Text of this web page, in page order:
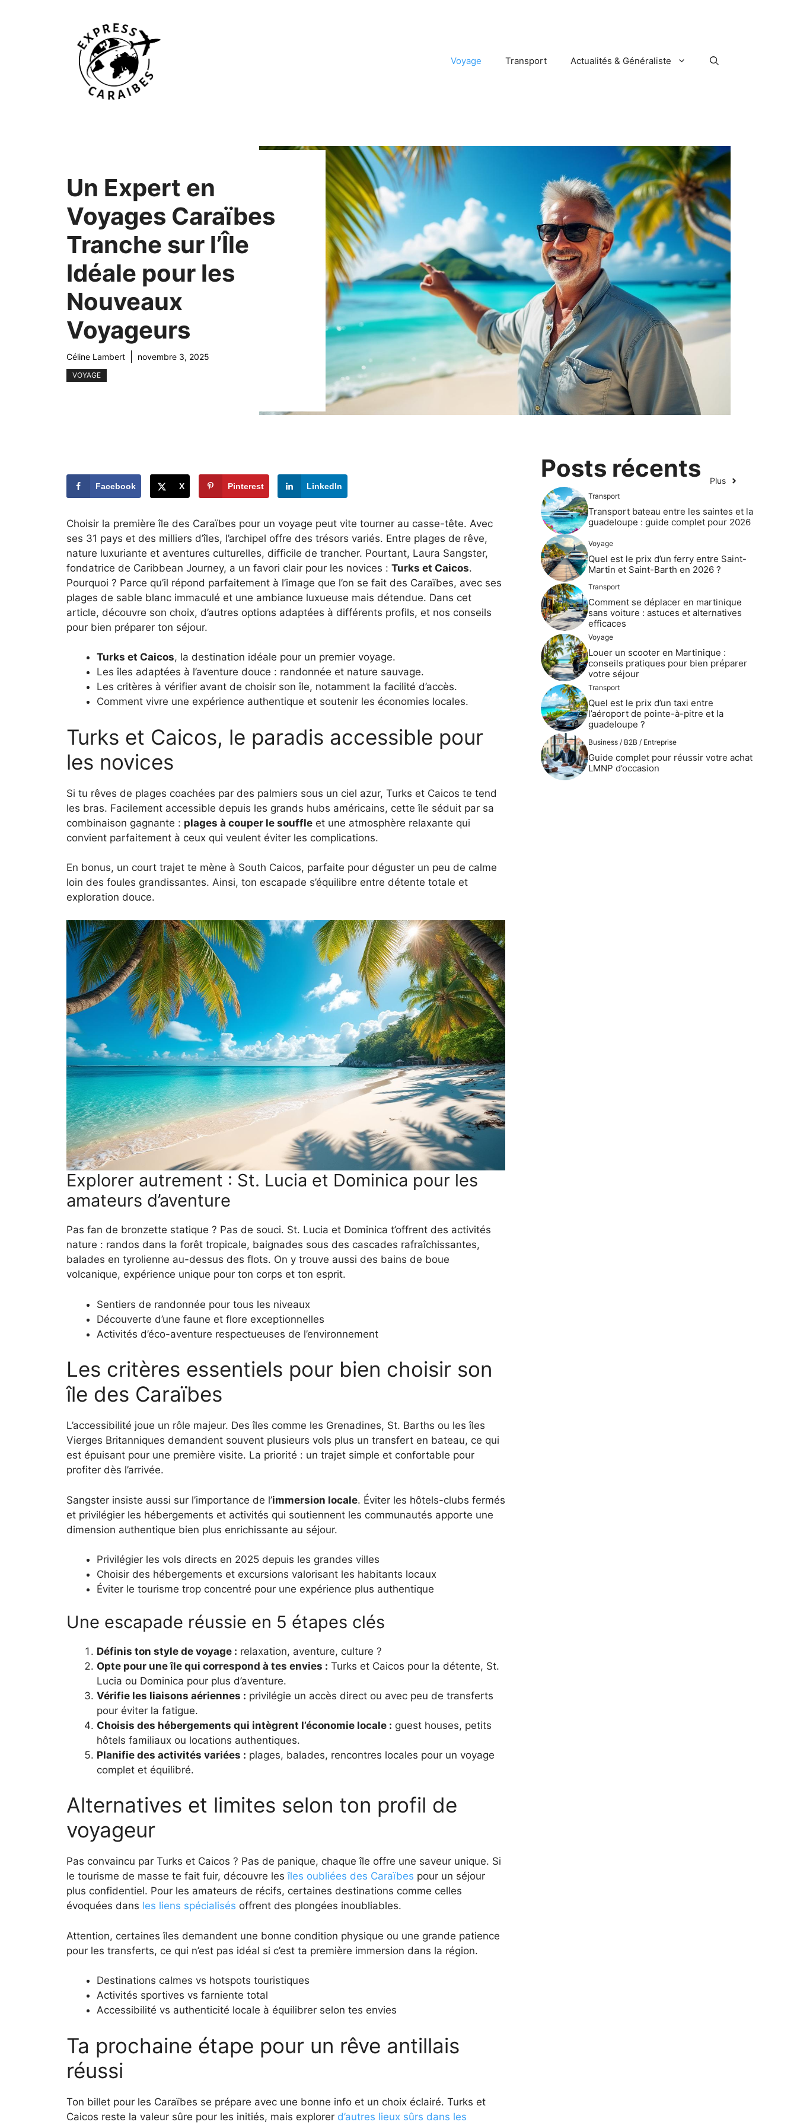
Voyage Transport Actualités & Généraliste
Un Expert en
Voyages Caraïbes
Tranche sur l’Île
Idéale pour les
Nouveaux
Voyageurs
Céline Lambert novembre 3, 2025
VOYAGE
Facebook X Pinterest LinkedIn
Choisir la première île des Caraïbes pour un voyage peut vite tourner au casse-tête. Avec
ses 31 pays et des milliers d’îles, l’archipel offre des trésors variés. Entre plages de rêve,
nature luxuriante et aventures culturelles, difficile de trancher. Pourtant, Laura Sangster,
fondatrice de Caribbean Journey, a un favori clair pour les novices : Turks et Caicos.
Pourquoi ? Parce qu’il répond parfaitement à l’image que l’on se fait des Caraïbes, avec ses
plages de sable blanc immaculé et une ambiance luxueuse mais détendue. Dans cet
article, découvre son choix, d’autres options adaptées à différents profils, et nos conseils
pour bien préparer ton séjour.
Turks et Caicos, la destination idéale pour un premier voyage.
Les îles adaptées à l’aventure douce : randonnée et nature sauvage.
Les critères à vérifier avant de choisir son île, notamment la facilité d’accès.
Comment vivre une expérience authentique et soutenir les économies locales.
Turks et Caicos, le paradis accessible pour
les novices
Si tu rêves de plages coachées par des palmiers sous un ciel azur, Turks et Caicos te tend
les bras. Facilement accessible depuis les grands hubs américains, cette île séduit par sa
combinaison gagnante : plages à couper le souffle et une atmosphère relaxante qui
convient parfaitement à ceux qui veulent éviter les complications.
En bonus, un court trajet te mène à South Caicos, parfaite pour déguster un peu de calme
loin des foules grandissantes. Ainsi, ton escapade s’équilibre entre détente totale et
exploration douce.
Explorer autrement : St. Lucia et Dominica pour les
amateurs d’aventure
Pas fan de bronzette statique ? Pas de souci. St. Lucia et Dominica t’offrent des activités
nature : randos dans la forêt tropicale, baignades sous des cascades rafraîchissantes,
balades en tyrolienne au-dessus des flots. On y trouve aussi des bains de boue
volcanique, expérience unique pour ton corps et ton esprit.
Sentiers de randonnée pour tous les niveaux
Découverte d’une faune et flore exceptionnelles
Activités d’éco-aventure respectueuses de l’environnement
Les critères essentiels pour bien choisir son
île des Caraïbes
L’accessibilité joue un rôle majeur. Des îles comme les Grenadines, St. Barths ou les îles
Vierges Britanniques demandent souvent plusieurs vols plus un transfert en bateau, ce qui
est épuisant pour une première visite. La priorité : un trajet simple et confortable pour
profiter dès l’arrivée.
Sangster insiste aussi sur l’importance de l’immersion locale. Éviter les hôtels-clubs fermés
et privilégier les hébergements et activités qui soutiennent les communautés apporte une
dimension authentique bien plus enrichissante au séjour.
Privilégier les vols directs en 2025 depuis les grandes villes
Choisir des hébergements et excursions valorisant les habitants locaux
Éviter le tourisme trop concentré pour une expérience plus authentique
Une escapade réussie en 5 étapes clés
Définis ton style de voyage : relaxation, aventure, culture ?
Opte pour une île qui correspond à tes envies : Turks et Caicos pour la détente, St.
Lucia ou Dominica pour plus d’aventure.
Vérifie les liaisons aériennes : privilégie un accès direct ou avec peu de transferts
pour éviter la fatigue.
Choisis des hébergements qui intègrent l’économie locale : guest houses, petits
hôtels familiaux ou locations authentiques.
Planifie des activités variées : plages, balades, rencontres locales pour un voyage
complet et équilibré.
Alternatives et limites selon ton profil de
voyageur
Pas convaincu par Turks et Caicos ? Pas de panique, chaque île offre une saveur unique. Si
le tourisme de masse te fait fuir, découvre lesîles oubliées des Caraïbes pour un séjour
plus confidentiel. Pour les amateurs de récifs, certaines destinations comme celles
évoquées dans les liens spécialisés offrent des plongées inoubliables.
Attention, certaines îles demandent une bonne condition physique ou une grande patience
pour les transferts, ce qui n’est pas idéal si c’est ta première immersion dans la région.
Destinations calmes vs hotspots touristiques
Activités sportives vs farniente total
Accessibilité vs authenticité locale à équilibrer selon tes envies
Ta prochaine étape pour un rêve antillais
réussi
Ton billet pour les Caraïbes se prépare avec une bonne info et un choix éclairé. Turks et
Caicos reste la valeur sûre pour les initiés, mais explorer d’autres lieux sûrs dans les
Posts récents Plus
Transport
Transport bateau entre les saintes et la
guadeloupe : guide complet pour 2026
Voyage
Quel est le prix d’un ferry entre Saint-
Martin et Saint-Barth en 2026 ?
Transport
Comment se déplacer en martinique
sans voiture : astuces et alternatives
efficaces
Voyage
Louer un scooter en Martinique :
conseils pratiques pour bien préparer
votre séjour
Transport
Quel est le prix d’un taxi entre
l’aéroport de pointe-à-pitre et la
guadeloupe ?
Business / B2B / Entreprise
Guide complet pour réussir votre achat
LMNP d’occasion